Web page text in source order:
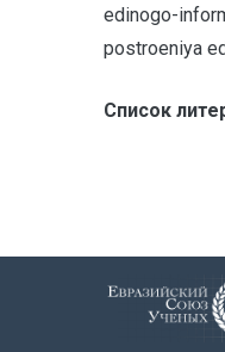
edinogo-
postroeniya
Список